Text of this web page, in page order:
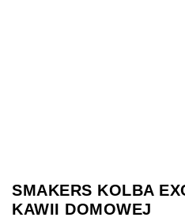
SMAKERS KOLBA
KAWII DOMOWEJ